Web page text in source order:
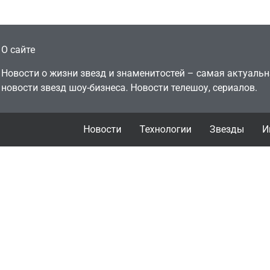
О сайте
Новости о жизни звезд и знаменитостей – самая
новости звезд шоу-бизнеса. Новости телешоу, сериалов.
Новости Технологии Звезды